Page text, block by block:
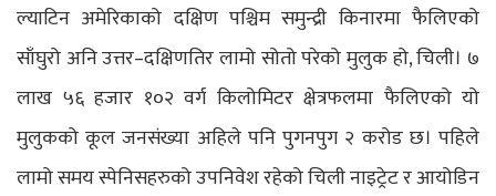
ल्याटिन अमेरिकाको दक्षिण पश्चिम समुन्द्री किनारमा फैलिएको
साँघुरो अनि उत्तर–दक्षिणतिर लामो सोतो परेको मुलुक हो, चिली। ७
लाख ५६ हजार १०२ वर्ग किलोमिटर क्षेत्रफलमा फैलिएको यो
मुलुकको कूल जनसंख्या अहिले पनि पुगनपुग २ करोड छ। पहिले
लामो समय स्पेनिसहरुको उपनिवेश रहेको चिली नाइट्रेट र आयोडिन